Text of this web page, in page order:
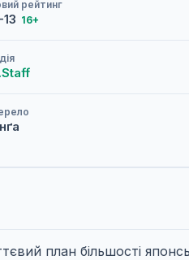
рейтинг
16+
план більшості